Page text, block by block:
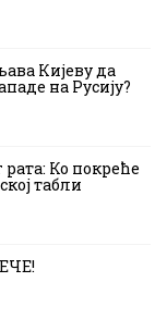
Кијеву да
на Русију?
рата: Ко покреће
табли